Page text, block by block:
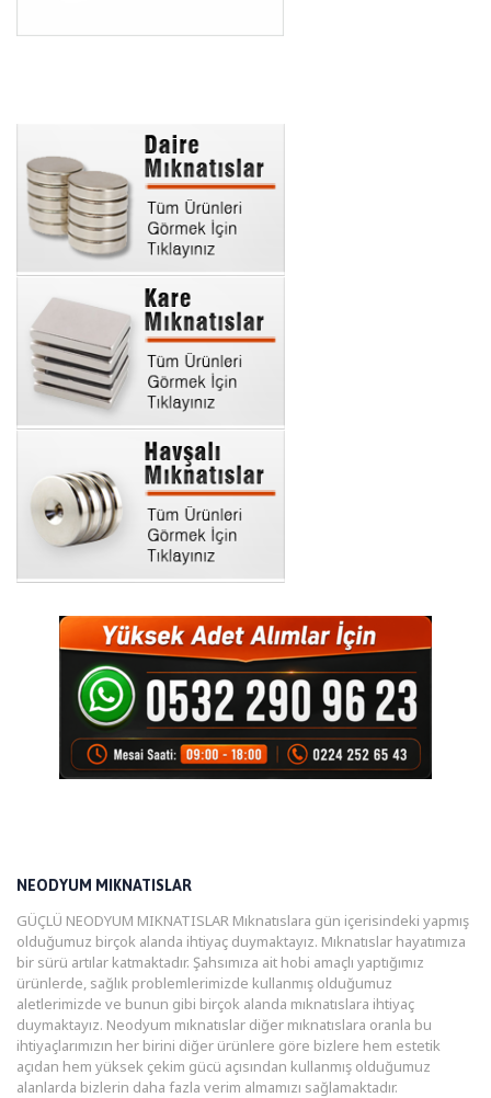
NEODYUM MIKNATISLAR
GÜÇLÜ NEODYUM MIKNATISLAR Mıknatıslara gün içerisindeki yapmış
olduğumuz birçok alanda ihtiyaç duymaktayız. Mıknatıslar hayatımıza
bir sürü artılar katmaktadır. Şahsımıza ait hobi amaçlı yaptığımız
ürünlerde, sağlık problemlerimizde kullanmış olduğumuz
aletlerimizde ve bunun gibi birçok alanda mıknatıslara ihtiyaç
duymaktayız. Neodyum mıknatıslar diğer mıknatıslara oranla bu
ihtiyaçlarımızın her birini diğer ürünlere göre bizlere hem estetik
açıdan hem yüksek çekim gücü açısından kullanmış olduğumuz
alanlarda bizlerin daha fazla verim almamızı sağlamaktadır.